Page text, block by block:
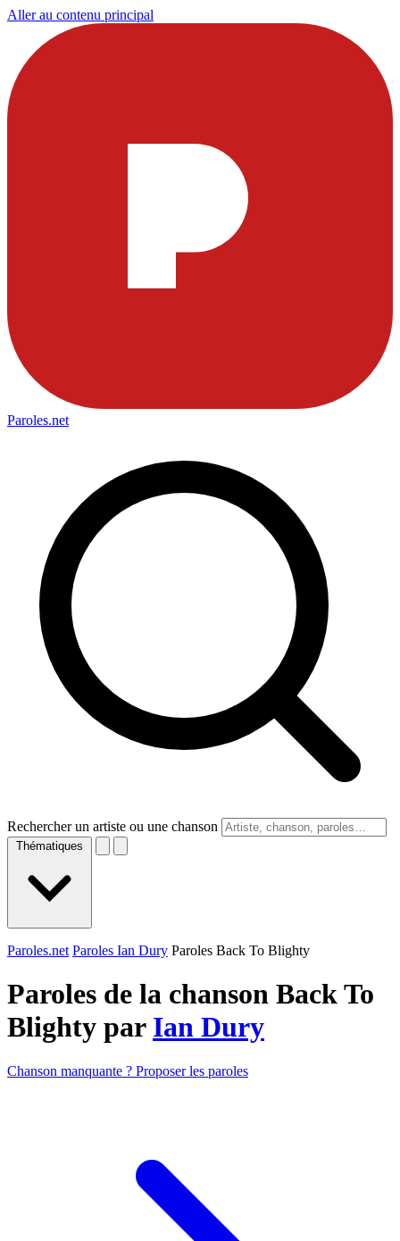
Aller au contenu principal
Paroles.net
Rechercher un artiste ou une chanson
Thématiques
Paroles.net Paroles Ian Dury Paroles Back To Blighty
Paroles de la chanson Back To
Blighty par Ian Dury
Chanson manquante ? Proposer les paroles